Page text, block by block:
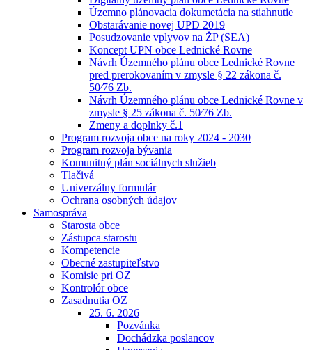
Územno plánovacia dokumetácia na stiahnutie
Obstarávanie novej UPD 2019
Posudzovanie vplyvov na ŽP (SEA)
Koncept UPN obce Lednické Rovne
Návrh Územného plánu obce Lednické Rovne
pred prerokovaním v zmysle § 22 zákona č.
50⁄76 Zb.
Návrh Územného plánu obce Lednické Rovne v
zmysle § 25 zákona č. 50⁄76 Zb.
Zmeny a doplnky č.1
Program rozvoja obce na roky 2024 - 2030
Program rozvoja bývania
Komunitný plán sociálnych služieb
Tlačivá
Univerzálny formulár
Ochrana osobných údajov
Samospráva
Starosta obce
Zástupca starostu
Kompetencie
Obecné zastupiteľstvo
Komisie pri OZ
Kontrolór obce
Zasadnutia OZ
25. 6. 2026
Pozvánka
Dochádzka poslancov